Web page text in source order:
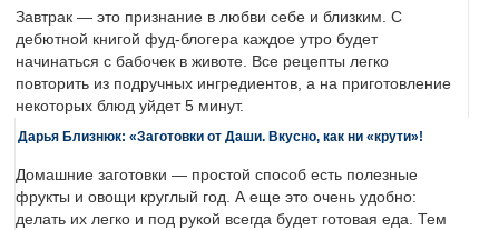
Завтрак — это признание в любви себе и близким. С
дебютной книгой фуд-блогера каждое утро будет
начинаться с бабочек в животе. Все рецепты легко
повторить из подручных ингредиентов, а на приготовление
некоторых блюд уйдет 5 минут.
Дарья Близнюк: «Заготовки от Даши. Вкусно, как ни «крути»!
Домашние заготовки — простой способ есть полезные
фрукты и овощи круглый год. А еще это очень удобно:
делать их легко и под рукой всегда будет готовая еда. Тем